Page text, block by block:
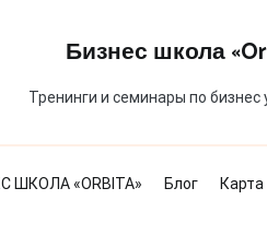
Бизнес школа
Тренинги и семинары по бизнес
ШКОЛА «ORBITA» Блог Карта